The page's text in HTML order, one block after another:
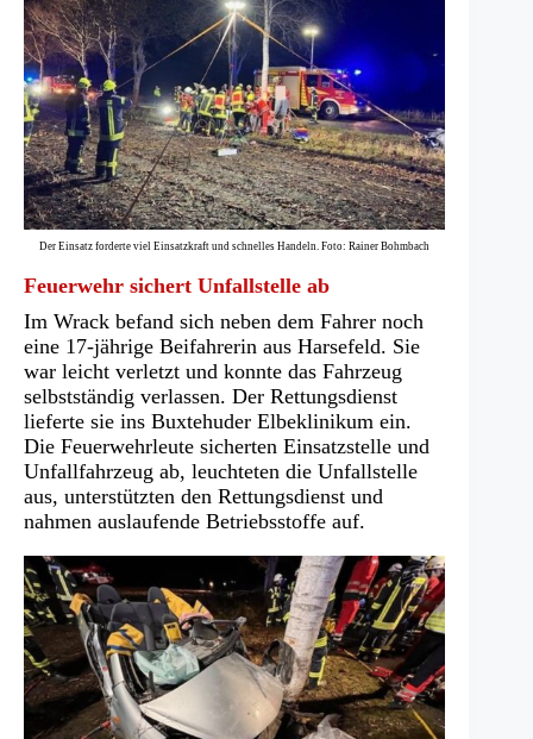
Der Einsatz forderte viel Einsatzkraft und schnelles Handeln. Foto: Rainer Bohmbach
Feuerwehr sichert Unfallstelle ab
Im Wrack befand sich neben dem Fahrer noch
eine 17-jährige Beifahrerin aus Harsefeld. Sie
war leicht verletzt und konnte das Fahrzeug
selbstständig verlassen. Der Rettungsdienst
lieferte sie ins Buxtehuder Elbeklinikum ein.
Die Feuerwehrleute sicherten Einsatzstelle und
Unfallfahrzeug ab, leuchteten die Unfallstelle
aus, unterstützten den Rettungsdienst und
nahmen auslaufende Betriebsstoffe auf.